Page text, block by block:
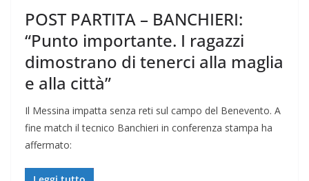
POST PARTITA – BANCHIERI:
“Punto importante. I ragazzi
dimostrano di tenerci alla maglia
e alla città”
Il Messina impatta senza reti sul campo del Benevento. A
fine match il tecnico Banchieri in conferenza stampa ha
affermato: